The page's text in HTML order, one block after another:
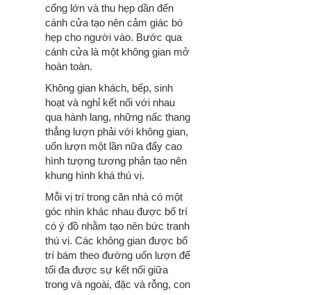
cổng lớn và thu hẹp dần đến
cánh cửa tạo nên cảm giác bó
hẹp cho người vào. Bước qua
cánh cửa là một không gian mở
hoàn toàn.
Không gian khách, bếp, sinh
hoạt và nghỉ kết nối với nhau
qua hành lang, những nấc thang
thẳng lượn phải với không gian,
uốn lượn một lần nữa đẩy cao
hình tượng tương phản tạo nên
khung hình khá thú vị.
Mỗi vị trí trong căn nhà có một
góc nhìn khác nhau được bố trí
có ý đồ nhằm tạo nên bức tranh
thú vị. Các không gian được bố
trí bám theo đường uốn lượn để
tối đa được sự kết nối giữa
trong và ngoài, đặc và rỗng, con